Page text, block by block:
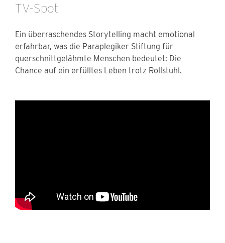
TV-Spot
Ein überraschendes Storytelling macht emotional
erfahrbar, was die Paraplegiker Stiftung für
querschnittgelähmte Menschen bedeutet: Die
Chance auf ein erfülltes Leben trotz Rollstuhl.